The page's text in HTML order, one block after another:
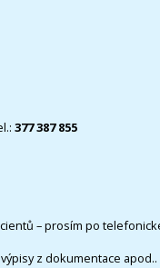
377 387 855
– prosím po
z dokumentace apod..